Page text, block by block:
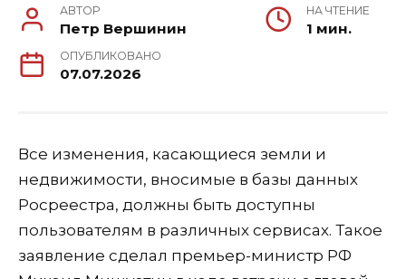
АВТОР
Петр Вершинин
НА ЧТЕНИЕ
1 мин.
ОПУБЛИКОВАНО
07.07.2026
Все изменения, касающиеся земли и
недвижимости, вносимые в базы данных
Росреестра, должны быть доступны
пользователям в различных сервисах. Такое
заявление сделал премьер-министр РФ